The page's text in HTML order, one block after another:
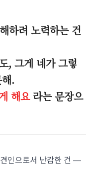
하려 노력하는 건
, 그게 네가 그렇
.
해요 라는 문장으
인으로서 난감한 건 —